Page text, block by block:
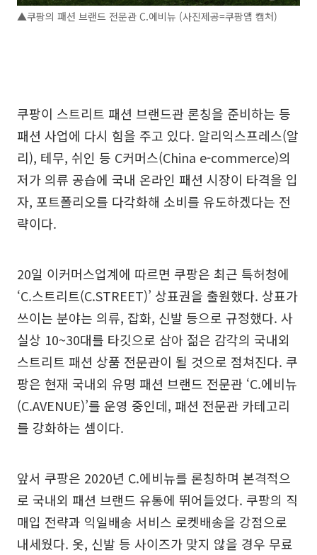
▲쿠팡의 패션 브랜드 전문관 C.에비뉴 (사진제공=쿠팡앱 캡처)
쿠팡이 스트리트 패션 브랜드관 론칭을 준비하는 등
패션 사업에 다시 힘을 주고 있다. 알리익스프레스(알
리), 테무, 쉬인 등 C커머스(China e-commerce)의
저가 의류 공습에 국내 온라인 패션 시장이 타격을 입
자, 포트폴리오를 다각화해 소비를 유도하겠다는 전
략이다.
20일 이커머스업계에 따르면 쿠팡은 최근 특허청에
‘C.스트리트(C.STREET)’ 상표권을 출원했다. 상표가
쓰이는 분야는 의류, 잡화, 신발 등으로 규정했다. 사
실상 10~30대를 타깃으로 삼아 젊은 감각의 국내외
스트리트 패션 상품 전문관이 될 것으로 점쳐진다. 쿠
팡은 현재 국내외 유명 패션 브랜드 전문관 ‘C.에비뉴
(C.AVENUE)’를 운영 중인데, 패션 전문관 카테고리
를 강화하는 셈이다.
앞서 쿠팡은 2020년 C.에비뉴를 론칭하며 본격적으
로 국내외 패션 브랜드 유통에 뛰어들었다. 쿠팡의 직
매입 전략과 익일배송 서비스 로켓배송을 강점으로
내세웠다. 옷, 신발 등 사이즈가 맞지 않을 경우 무료